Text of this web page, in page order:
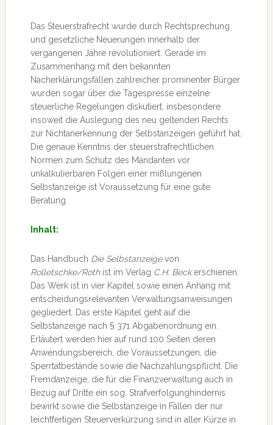
Das Steuerstrafrecht wurde durch Rechtsprechung
und gesetzliche Neuerungen innerhalb der
vergangenen Jahre revolutioniert. Gerade im
Zusammenhang mit den bekannten
Nacherklärungsfällen zahlreicher prominenter Bürger
wurden sogar über die Tagespresse einzelne
steuerliche Regelungen diskutiert, insbesondere
insoweit die Auslegung des neu geltenden Rechts
zur Nichtanerkennung der Selbstanzeigen geführt hat.
Die genaue Kenntnis der steuerstrafrechtlichen
Normen zum Schutz des Mandanten vor
unkalkulierbaren Folgen einer mißlungenen
Selbstanzeige ist Voraussetzung für eine gute
Beratung.
Inhalt:
Das Handbuch Die Selbstanzeigevon
Rolletschke/Rothist im Verlag C.H. Beckerschienen.
Das Werk ist in vier Kapitel sowie einen Anhang mit
entscheidungsrelevanten Verwaltungsanweisungen
gegliedert. Das erste Kapitel geht auf die
Selbstanzeige nach § 371 Abgabenordnung ein.
Erläutert werden hier auf rund 100 Seiten deren
Anwendungsbereich, die Voraussetzungen, die
Sperrtatbestände sowie die Nachzahlungspflicht. Die
Fremdanzeige, die für die Finanzverwaltung auch in
Bezug auf Dritte ein sog. Strafverfolgunghindernis
bewirkt sowie die Selbstanzeige in Fällen der nur
leichtfertigen Steuerverkürzung sind in aller Kürze in